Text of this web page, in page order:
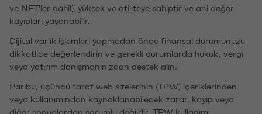
ve NFT'ler dahil), yüksek volatiliteye sahiptir ve ani değer
kayıpları yaşanabilir.
Dijital varlık işlemleri yapmadan önce finansal durumunuzu
dikkatlice değerlendirin ve gerekli durumlarda hukuk, vergi
veya yatırım danışmanınızdan destek alın.
Paribu, üçüncü taraf web sitelerinin (TPW) içeriklerinden
veya kullanımından kaynaklanabilecek zarar, kayıp veya